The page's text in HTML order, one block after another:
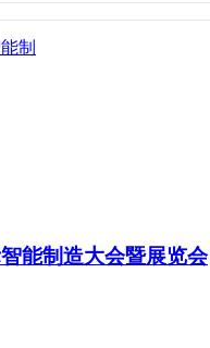
能制造大会暨展览会